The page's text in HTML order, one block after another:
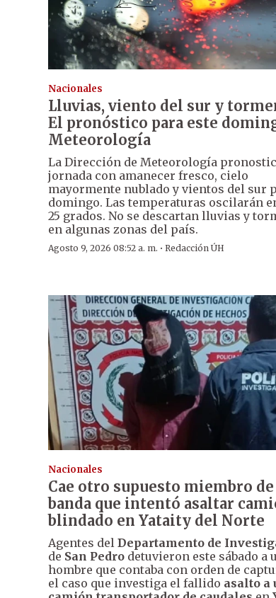
Nacionales
Lluvias, viento del sur y
El pronóstico para este
Meteorología
La Dirección de Meteorología
jornada con amanecer fresco, cielo
mayormente nublado y vientos del sur
domingo. Las temperaturas oscilarán
25 grados. No se descartan lluvias y
en algunas zonas del país.
Agosto 9, 2026 08:52 a. m. · Redacción ÚH
Nacionales
Cae otro supuesto miembro
banda que intentó asaltar
blindado en Yataity del Norte
Agentes del Departamento de
de San Pedro detuvieron este sábado a
hombre que contaba con orden de
el caso que investiga el fallido asalto a